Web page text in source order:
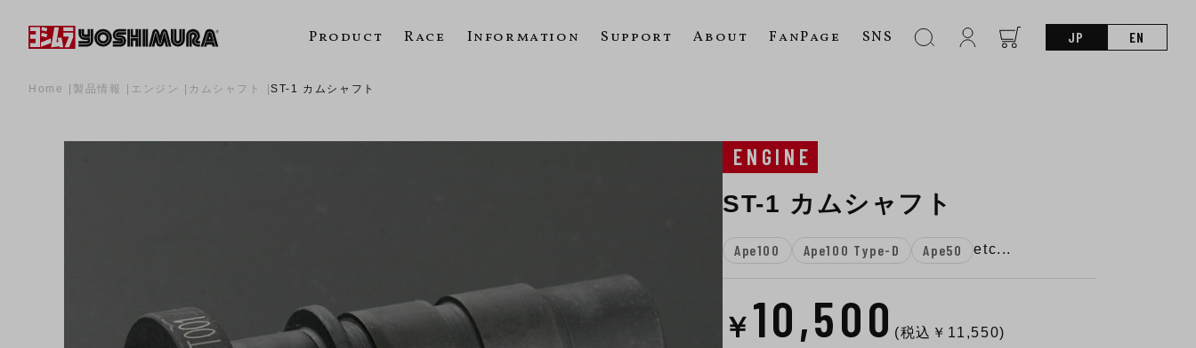
Product Race Information Support About FanPage SNS JP EN
Home 製品情報 エンジン カムシャフト ST-1 カムシャフト
ENGINE
ST-1 カムシャフト
Ape100 Ape100 Type-D Ape50 etc...
￥ 10,500 (税込￥ 11,550)